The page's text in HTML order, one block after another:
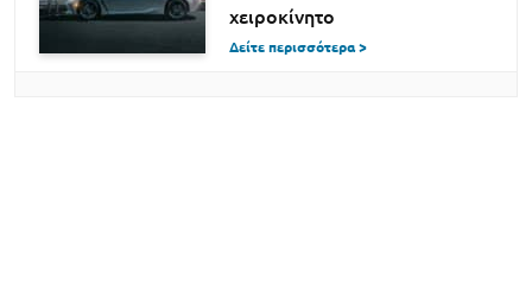
χειροκίνητο
Δείτε περισσότερα >